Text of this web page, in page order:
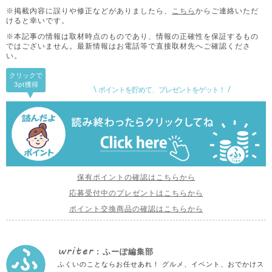
※掲載内容に誤りや修正などがありましたら、 こちら からご連絡いただ
けると幸いです。
※本記事の情報は取材時点のものであり、情報の正確性を保証するもの
ではございません。 最新情報はお電話等で直接取材先へご確認くださ
い。
ポイントを貯めて、プレゼントをゲット！
クリックで
3pt獲得
保有ポイントの確認はこちらから
応募受付中のプレゼントはこちらから
ポイント交換商品の確認はこちらから
writer : ふーぽ編集部
ふくいのことならお任せあれ！ グルメ、イベント、おでかけス